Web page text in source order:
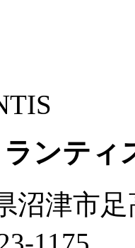
ンティ
沼津市足